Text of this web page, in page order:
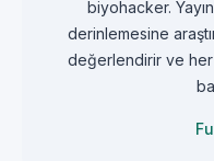
biyohacker.
derinlemesine
değerlendirir ve her